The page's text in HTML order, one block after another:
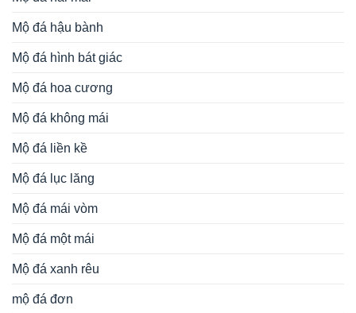
Mộ đá hậu bành
Mộ đá hình bát giác
Mộ đá hoa cương
Mộ đá không mái
Mộ đá liền kề
Mộ đá lục lăng
Mộ đá mái vòm
Mộ đá một mái
Mộ đá xanh rêu
mộ đá đơn